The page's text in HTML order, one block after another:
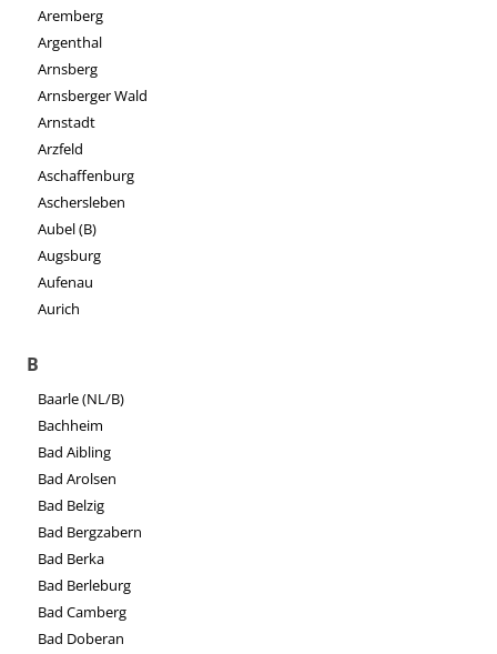
Aremberg
Argenthal
Arnsberg
Arnsberger Wald
Arnstadt
Arzfeld
Aschaffenburg
Aschersleben
Aubel (B)
Augsburg
Aufenau
Aurich
B
Baarle (NL/B)
Bachheim
Bad Aibling
Bad Arolsen
Bad Belzig
Bad Bergzabern
Bad Berka
Bad Berleburg
Bad Camberg
Bad Doberan